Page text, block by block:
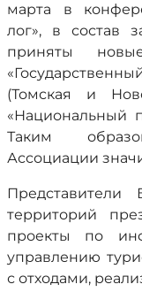
марта в
лог», в состав
приняты
(Томская и
«Национальный
Таким
Ассоциации
Представители
территорий
проекты по
управлению
с отходами,